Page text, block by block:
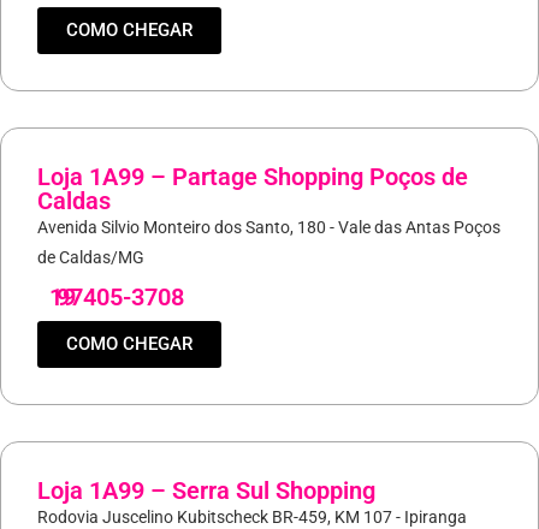
COMO CHEGAR
Loja 1A99 – Partage Shopping Poços de
Caldas
Avenida Silvio Monteiro dos Santo, 180 - Vale das Antas Poços
de Caldas/MG
19
97405-3708
COMO CHEGAR
Loja 1A99 – Serra Sul Shopping
Rodovia Juscelino Kubitscheck BR-459, KM 107 - Ipiranga